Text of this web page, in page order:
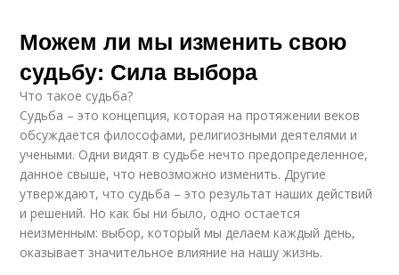
Можем ли мы изменить свою
судьбу: Сила выбора
Что такое судьба?
Судьба – это концепция, которая на протяжении веков
обсуждается философами, религиозными деятелями и
учеными. Одни видят в судьбе нечто предопределенное,
данное свыше, что невозможно изменить. Другие
утверждают, что судьба – это результат наших действий
и решений. Но как бы ни было, одно остается
неизменным: выбор, который мы делаем каждый день,
оказывает значительное влияние на нашу жизнь.